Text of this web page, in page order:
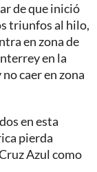
de que inició
triunfos al hilo,
en zona de
en la
caer en zona
en esta
pierda
Azul como